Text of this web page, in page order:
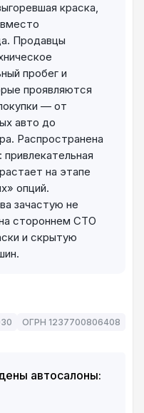
краска,
Продавцы
пробег и
проявляются
— от
авто до
Распространена
на этапе
опций.
зачастую не
стороннем СТО
и скрытую
ОГРН 1237700806408
автосалоны: